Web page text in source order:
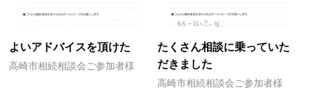
よいアドバイスを頂けた
高崎市相続相談会ご参加者様
たくさん相談に乗っていた
だきました
高崎市相続相談会ご参加者様